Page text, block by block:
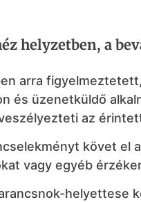
helyzetben, a
arra
és üzenetküldő
az
követ el
vagy egyéb
helyettese